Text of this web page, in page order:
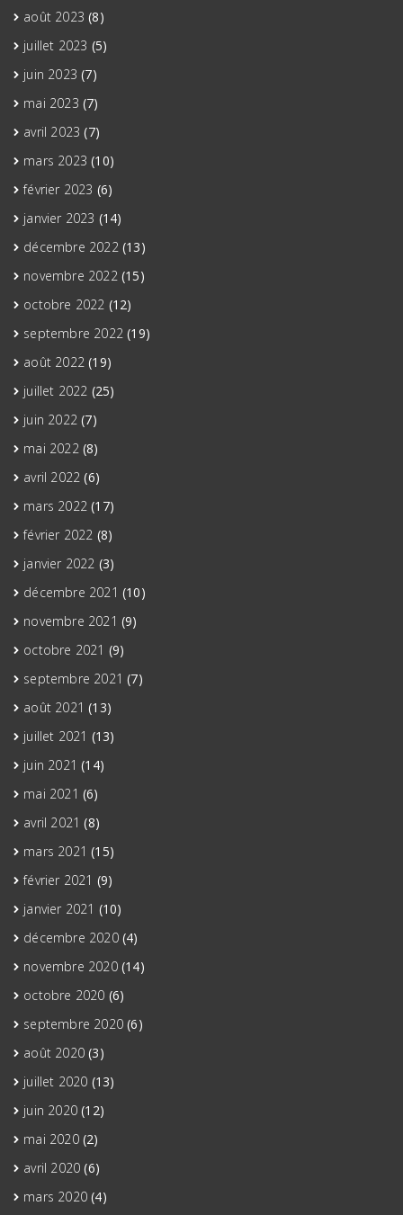
août 2023 (8)
juillet 2023 (5)
juin 2023 (7)
mai 2023 (7)
avril 2023 (7)
mars 2023 (10)
février 2023 (6)
janvier 2023 (14)
décembre 2022(13)
novembre 2022(15)
octobre 2022 (12)
septembre 2022 (19)
août 2022 (19)
juillet 2022 (25)
juin 2022 (7)
mai 2022(8)
avril 2022 (6)
mars 2022 (17)
février 2022 (8)
janvier 2022 (3)
décembre 2021 (10)
novembre 2021 (9)
octobre 2021 (9)
septembre 2021 (7)
août 2021 (13)
juillet 2021 (13)
juin 2021 (14)
mai 2021 (6)
avril 2021 (8)
mars 2021 (15)
février 2021 (9)
janvier 2021 (10)
décembre 2020(4)
novembre 2020(14)
octobre 2020 (6)
septembre 2020 (6)
août 2020 (3)
juillet 2020 (13)
juin 2020 (12)
mai 2020(2)
avril 2020 (6)
mars 2020 (4)